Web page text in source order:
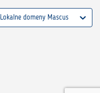
Lokalne domeny Mascus